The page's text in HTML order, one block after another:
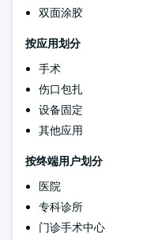
双面涂胶
按应用划分
手术
伤口包扎
设备固定
其他应用
按终端用户划分
医院
专科诊所
门诊手术中心